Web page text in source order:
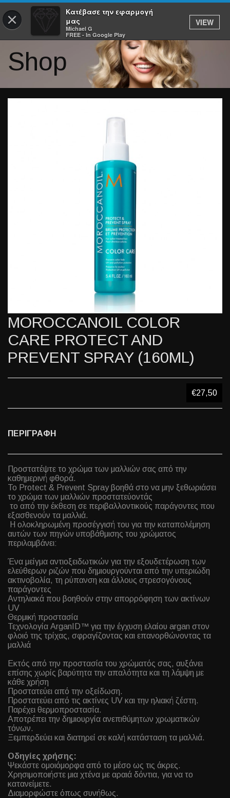
×
Κατέβασε την εφαρμογή
μας
Michael G
FREE - In Google Play
VIEW
Shop
MOROCCANOIL COLOR
CARE PROTECT AND
PREVENT SPRAY (160ML)
€27,50
ΠΕΡΙΓΡΑΦΗ
Προστατέψτε το χρώμα των μαλλιών σας από την
καθημερινή φθορά.
Το Protect & Prevent Spray βοηθά στο να μην ξεθωριάσει
το χρώμα των μαλλιών προστατεύοντάς
το από την έκθεση σε περιβαλλοντικούς παράγοντες που
εξασθενούν τα μαλλιά.
Η ολοκληρωμένη προσέγγισή του για την καταπολέμηση
αυτών των πηγών υποβάθμισης του χρώματος
περιλαμβάνει:
Ένα μείγμα αντιοξειδωτικών για την εξουδετέρωση των
ελεύθερων ριζών που δημιουργούνται από την υπεριώδη
ακτινοβολία, τη ρύπανση και άλλους στρεσογόνους
παράγοντες
Αντηλιακά που βοηθούν στην απορρόφηση των ακτίνων
UV
Θερμική προστασία
Τεχνολογία ArganID™ για την έγχυση ελαίου argan στον
φλοιό της τρίχας, σφραγίζοντας και επανορθώνοντας τα
μαλλιά
Εκτός από την προστασία του χρώματός σας, αυξάνει
επίσης χωρίς βαρύτητα την απαλότητα και τη λάμψη με
κάθε χρήση
Προστατεύει από την οξείδωση.
Προστατεύει από τις ακτίνες UV και την ηλιακή ζέστη.
Παρέχει θερμοπροστασία.
Αποτρέπει την δημιουργία ανεπιθύμητων χρωματικών
τόνων.
Ξεμπερδεύει και διατηρεί σε καλή κατάσταση τα μαλλιά.
Οδηγίες χρήσης:
Ψεκάστε ομοιόμορφα από το μέσο ως τις άκρες.
Χρησιμοποιήστε μια χτένα με αραιά δόντια, για να το
κατανείμετε.
Διαμορφώστε όπως συνήθως.